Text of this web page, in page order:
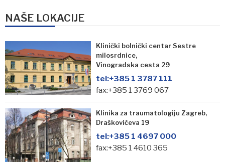
NAŠE LOKACIJE
Klinički bolnički centar Sestre
milosrdnice,
Vinogradska cesta 29
tel:+385 1 3787 111
fax:+385 1 3769 067
Klinika za traumatologiju Zagreb,
Draškovićeva 19
tel:+385 1 4697 000
fax:+385 1 4610 365